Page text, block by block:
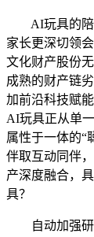
AI玩具的陪
家长更深切领
文化财产股份
成熟的财产链
加前沿科技赋
AI玩具正从单
属性于一体的“
伴取互动同伴
产深度融合，
具？
自动加强研